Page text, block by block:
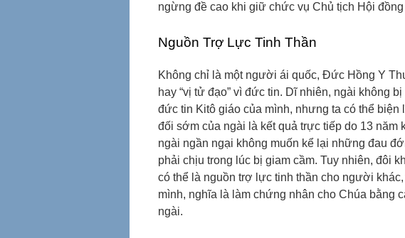
ngừng đề cao khi giữ chức vụ Chủ tịch Hội
Nguồn Trợ Lực Tinh Thần
Không chỉ là một người ái quốc, Đức Hồng Y
hay “vị tử đạo” vì đức tin. Dĩ nhiên, ngài không
đức tin Kitô giáo của mình, nhưng ta có thể
đối sớm của ngài là kết quả trực tiếp do 13 năm
ngài ngần ngại không muốn kể lại những đau
phải chịu trong lúc bị giam cầm. Tuy nhiên, đôi
có thể là nguồn trợ lực tinh thần cho người khác,
mình, nghĩa là làm chứng nhân cho Chúa bằng
ngài.